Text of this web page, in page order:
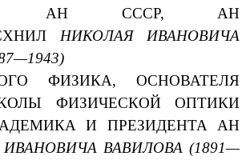
АН СССР, АН
НИКОЛАЯ ИВАНОВИЧА
ФИЗИКА, ОСНОВАТЕЛЯ
ФИЗИЧЕСКОЙ ОПТИКИ
И ПРЕЗИДЕНТА АН
ИВАНОВИЧА ВАВИЛОВА (1891—